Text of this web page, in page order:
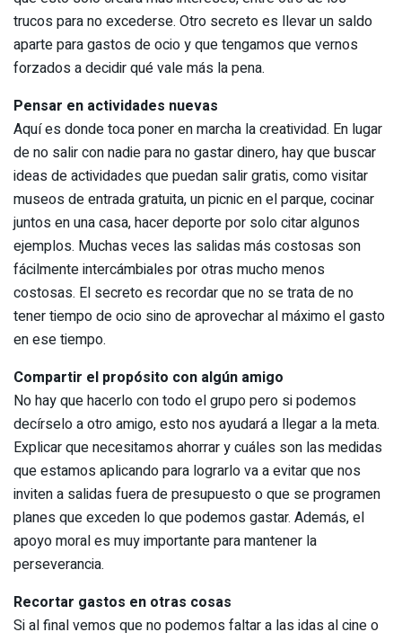
trucos para no excederse. Otro secreto es llevar un saldo
aparte para gastos de ocio y que tengamos que vernos
forzados a decidir qué vale más la pena.
Pensar en actividades nuevas
Aquí es donde toca poner en marcha la creatividad. En lugar
de no salir con nadie para no gastar dinero, hay que buscar
ideas de actividades que puedan salir gratis, como visitar
museos de entrada gratuita, un picnic en el parque, cocinar
juntos en una casa, hacer deporte por solo citar algunos
ejemplos. Muchas veces las salidas más costosas son
fácilmente intercámbiales por otras mucho menos
costosas. El secreto es recordar que no se trata de no
tener tiempo de ocio sino de aprovechar al máximo el gasto
en ese tiempo.
Compartir el propósito con algún amigo
No hay que hacerlo con todo el grupo pero si podemos
decírselo a otro amigo, esto nos ayudará a llegar a la meta.
Explicar que necesitamos ahorrar y cuáles son las medidas
que estamos aplicando para lograrlo va a evitar que nos
inviten a salidas fuera de presupuesto o que se programen
planes que exceden lo que podemos gastar. Además, el
apoyo moral es muy importante para mantener la
perseverancia.
Recortar gastos en otras cosas
Si al final vemos que no podemos faltar a las idas al cine o